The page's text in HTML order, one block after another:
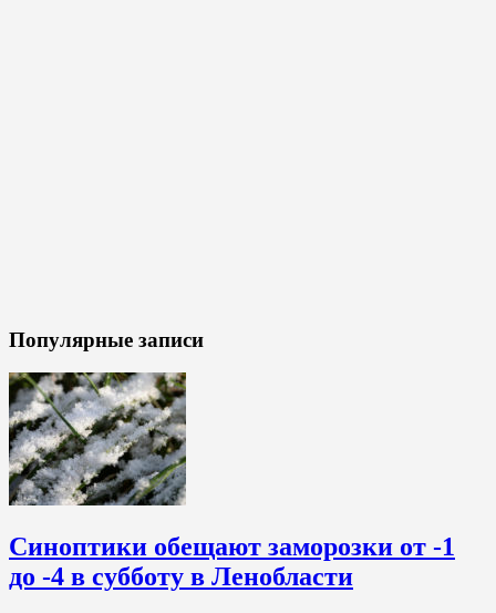
Популярные записи
Синоптики обещают заморозки от -1
до -4 в субботу в Ленобласти